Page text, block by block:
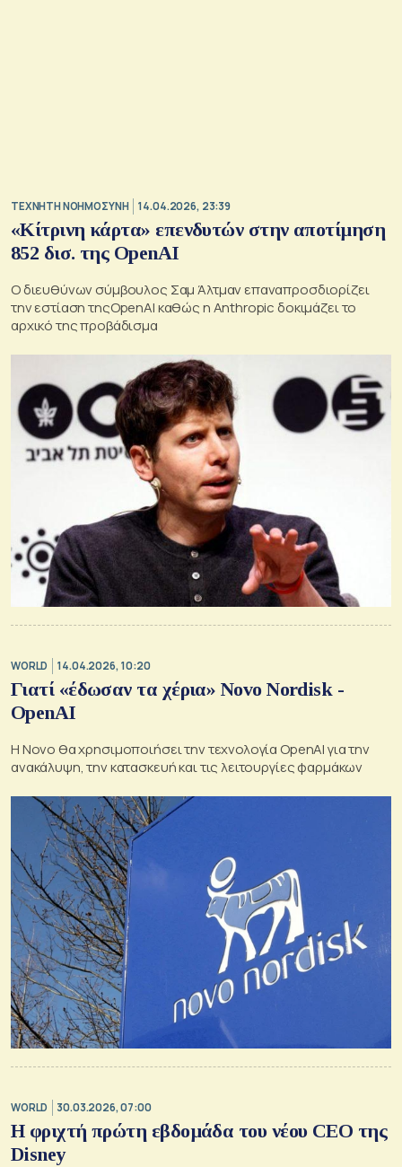
TΕΧΝΗΤΗ ΝΟΗΜΟΣΥΝΗ 14.04.2026, 23:39
«Κίτρινη κάρτα» επενδυτών στην αποτίμηση
852 δισ. της OpenAI
Ο διευθύνων σύμβουλος Σαμ Άλτμαν επαναπροσδιορίζει
την εστίαση τηςOpenAI καθώς η Anthropic δοκιμάζει το
αρχικό της προβάδισμα
WORLD 14.04.2026, 10:20
Γιατί «έδωσαν τα χέρια» Novo Nordisk -
OpenAI
Η Novo θα χρησιμοποιήσει την τεχνολογία OpenAI για την
ανακάλυψη, την κατασκευή και τις λειτουργίες φαρμάκων
WORLD 30.03.2026, 07:00
Η φριχτή πρώτη εβδομάδα του νέου CEO της
Disney